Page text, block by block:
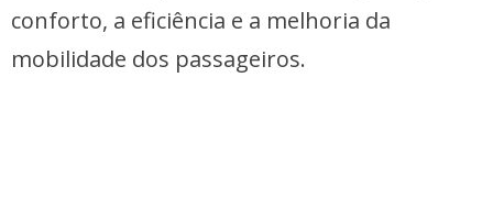
conforto, a eficiência e a melhoria da
mobilidade dos passageiros.